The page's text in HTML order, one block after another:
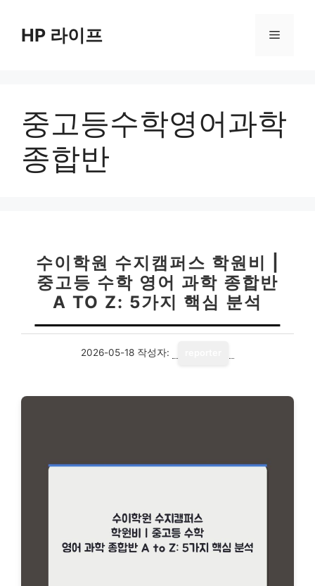
HP 라이프 메
중고등수학영어과학
종합반
수이학원 수지캠퍼스 학원비 |
중고등 수학 영어 과학 종합반
A TO Z: 5가지 핵심 분석
2026-05-18 작성자: